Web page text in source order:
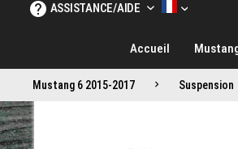
ASSISTANCE/AIDE
Accueil
Mustang 6 2015-2017 Suspension